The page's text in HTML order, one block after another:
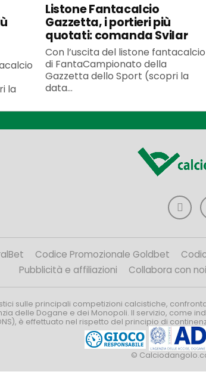
la
Listone Fantacalcio
Gazzetta, i portieri più
quotati: comanda Svilar
Con l’uscita del listone fantacalcio
di FantaCampionato della
Gazzetta dello Sport (scopri la
data...
Codice Promozionale Goldbet
Pubblicità e affiliazioni
Collabora con noi
sulle principali competizioni calcistiche,
delle Dogane e dei Monopoli. Il servizio, come
è effettuato nel rispetto del principio di
©